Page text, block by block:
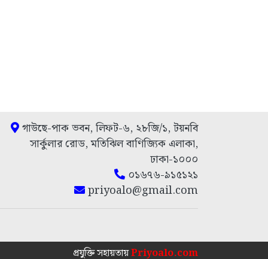
গাউছে-পাক ভবন, লিফট-৬, ২৮জি/১, টয়নবি
সার্কুলার রোড, মতিঝিল বাণিজ্যিক এলাকা,
ঢাকা-১০০০
০১৬৭৬-৯১৫১২১
priyoalo@gmail.com
প্রযুক্তি সহায়তায়Priyoalo.com